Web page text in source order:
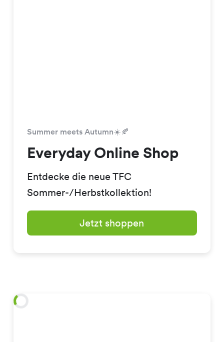
Summer meets Autumn☀️🍂
Everyday Online Shop
Entdecke die neue TFC
Sommer-/Herbstkollektion!
Jetzt shoppen